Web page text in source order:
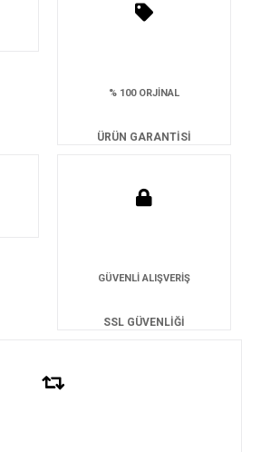
% 100 ORJİNAL
ÜRÜN GARANTİSİ
GÜVENLİ ALIŞVERİŞ
SSL GÜVENLİĞİ